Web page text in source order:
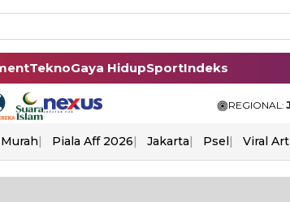
TeknoGaya HidupSportIndeks
REGIONAL:
Piala Aff 2026 Jakarta Psel Viral